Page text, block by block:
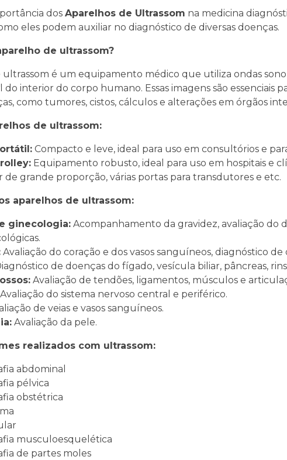
dos Aparelhos de Ultrassom na medicina
eles podem auxiliar no diagnóstico de diversas doenças.
de ultrassom?
é um equipamento médico que utiliza ondas
interior do corpo humano. Essas imagens são essenciais
como tumores, cistos, cálculos e alterações em órgãos
de ultrassom:
Compacto e leve, ideal para uso em consultórios e
Equipamento robusto, ideal para uso em hospitais e
de grande proporção, várias portas para transdutores e etc.
aparelhos de ultrassom:
ginecologia:Acompanhamento da gravidez, avaliação do
Avaliação do coração e dos vasos sanguíneos, diagnóstico de
de doenças do fígado, vesícula biliar, pâncreas,
Avaliação de tendões, ligamentos, músculos e
do sistema nervoso central e periférico.
de veias e vasos sanguíneos.
Avaliação da pele.
realizados com ultrassom:
abdominal
pélvica
obstétrica
musculoesquelética
de partes moles